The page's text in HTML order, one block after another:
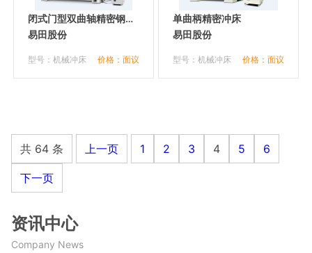
闭式门型双曲轴精密钢架
冲床
易田股份
型号：机械冲床 价格：面议
单曲柄精密冲床
易田股份
型号：机械冲床 价格：面议
共 64 条 上一页 1 2 3 4 5 6
下一页
资讯中心
Company News